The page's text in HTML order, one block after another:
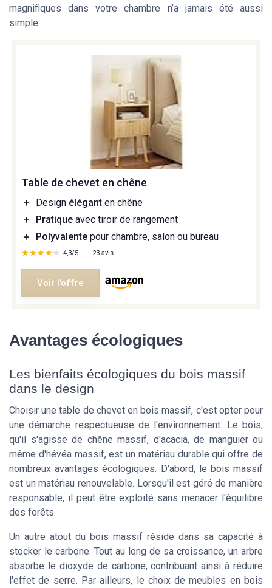
magnifiques dans votre chambre n’a jamais été aussi
simple.
Table de chevet en chêne
＋ Design élégant en chêne
＋
Pratique avec tiroir de rangement
＋
Polyvalente pour chambre, salon ou bureau
★★★★★
★★★★★ 4,3/5 — 23 avis
Voir l'offre
Avantages écologiques
Les bienfaits écologiques du bois massif
dans le design
Choisir une table de chevet en bois massif, c'est opter pour
une démarche respectueuse de l'environnement. Le bois,
qu'il s'agisse de chêne massif, d'acacia, de manguier ou
même d'hévéa massif, est un matériau durable qui offre de
nombreux avantages écologiques. D'abord, le bois massif
est un matériau renouvelable. Lorsqu'il est géré de manière
responsable, il peut être exploité sans menacer l'équilibre
des forêts.
Un autre atout du bois massif réside dans sa capacité à
stocker le carbone. Tout au long de sa croissance, un arbre
absorbe le dioxyde de carbone, contribuant ainsi à réduire
l'effet de serre. Par ailleurs, le choix de meubles en bois